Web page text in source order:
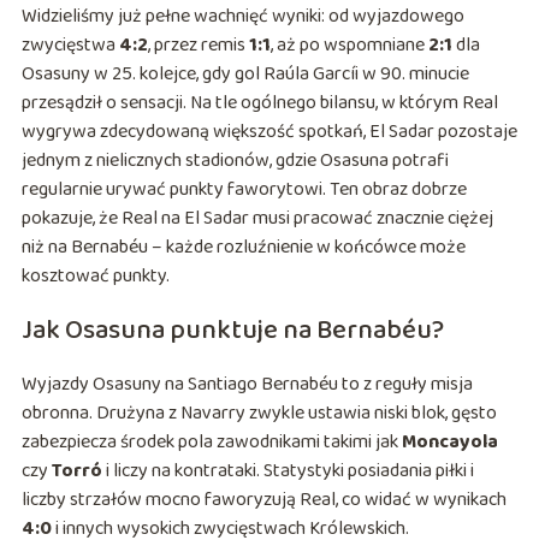
Widzieliśmy już pełne wachnięć wyniki: od wyjazdowego
zwycięstwa 4:2, przez remis1:1, aż po wspomniane2:1dla
Osasuny w 25. kolejce, gdy gol Raúla Garcíi w 90. minucie
przesądził o sensacji. Na tle ogólnego bilansu, w którym Real
wygrywa zdecydowaną większość spotkań, El Sadar pozostaje
jednym z nielicznych stadionów, gdzie Osasuna potrafi
regularnie urywać punkty faworytowi. Ten obraz dobrze
pokazuje, że Real na El Sadar musi pracować znacznie ciężej
niż na Bernabéu – każde rozluźnienie w końcówce może
kosztować punkty.
Jak Osasuna punktuje na Bernabéu?
Wyjazdy Osasuny na Santiago Bernabéu to z reguły misja
obronna. Drużyna z Navarry zwykle ustawia niski blok, gęsto
zabezpiecza środek pola zawodnikami takimi jakMoncayola
czyTorrói liczy na kontrataki. Statystyki posiadania piłki i
liczby strzałów mocno faworyzują Real, co widać w wynikach
4:0i innych wysokich zwycięstwach Królewskich.